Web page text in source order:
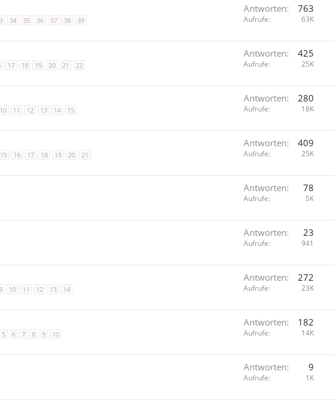
34 35 36 37 38 39
Antworten 763
Aufrufe 63K
17 18 19 20 21 22
Antworten 425
Aufrufe 25K
10 11 12 13 14 15
Antworten 280
Aufrufe 18K
15 16 17 18 19 20 21
Antworten 409
Aufrufe 25K
Antworten 78
Aufrufe 5K
Antworten 23
Aufrufe 941
10 11 12 13 14
Antworten 272
Aufrufe 23K
5 6 7 8 9 10
Antworten 182
Aufrufe 14K
Antworten 9
Aufrufe 1K